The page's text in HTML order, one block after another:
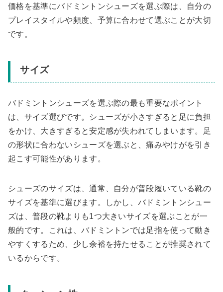
価格を基準にバドミントンシューズを選ぶ際は、自分の
プレイスタイルや頻度、予算に合わせて選ぶことが大切
です。
サイズ
バドミントンシューズを選ぶ際の最も重要なポイント
は、サイズ選びです。シューズが小さすぎると足に負担
をかけ、大きすぎると安定感が失われてしまいます。足
の形状に合わないシューズを選ぶと、痛みやけがを引き
起こす可能性があります。
シューズのサイズは、通常、自分が普段履いている靴の
サイズを基準に選びます。しかし、バドミントンシュー
ズは、普段の靴よりも1つ大きいサイズを選ぶことが一
般的です。これは、バドミントンでは足指を使って動き
やすくするため、少し余裕を持たせることが推奨されて
いるからです。